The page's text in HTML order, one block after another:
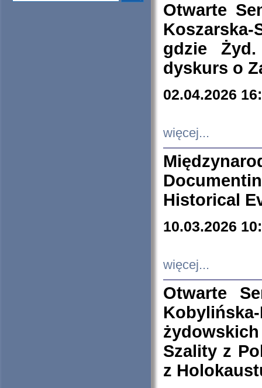
Otwarte
Koszarska-
gdzie
dyskurs o
02.04.2026
więcej...
Historical
10.03.2026
więcej...
Otwarte
Szality z
z